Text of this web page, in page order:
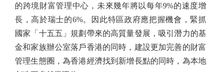
的跨境財富管理中心，未來幾年將以每年9%的速度增
長，高於瑞士的6%。因此特區政府應把握機會，緊抓
國家「十五五」規劃帶來的高質量發展，吸引潛力的基
金和家族辦公室落戶香港的同時，建設更加完善的財富
管理生態圈，為香港經濟找到新增長點的同時，為本地